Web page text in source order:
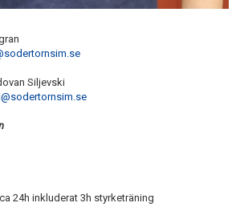
Siljevski
ca 24h inkluderat 3h styrketräning